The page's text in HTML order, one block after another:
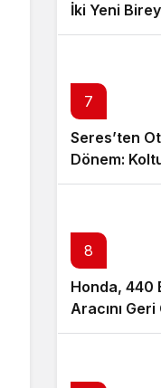
İki Yeni
7
Seres’ten
Dönem:
Patenti
8
Honda, 440
Aracını Geri